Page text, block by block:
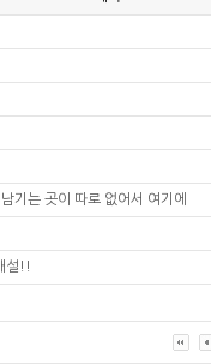
기는 곳이 따로 없어서 여기에
설!!